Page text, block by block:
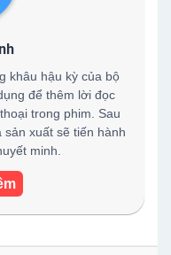
khâu hậu kỳ của bộ
để thêm lời đọc
trong phim. Sau
xuất sẽ tiến hành
minh.